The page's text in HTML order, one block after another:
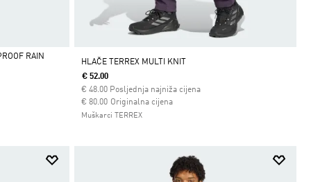
RAIN
HLAČE TERREX MULTI KNIT
€ 52.00
€ 48.00 Posljednja najniža cijena
Originalna cijena
Cijena umanjena od
€ 80.00za
Muškarci TERREX